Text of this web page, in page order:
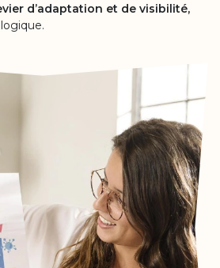
d’adaptation et de visibilité,